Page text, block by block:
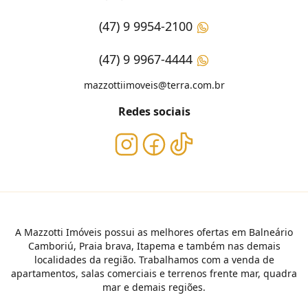
(47) 9 9954-2100
(47) 9 9967-4444
mazzottiimoveis@terra.com.br
Redes sociais
A Mazzotti Imóveis possui as melhores ofertas em Balneário
Camboriú, Praia brava, Itapema e também nas demais
localidades da região. Trabalhamos com a venda de
apartamentos, salas comerciais e terrenos frente mar, quadra
mar e demais regiões.